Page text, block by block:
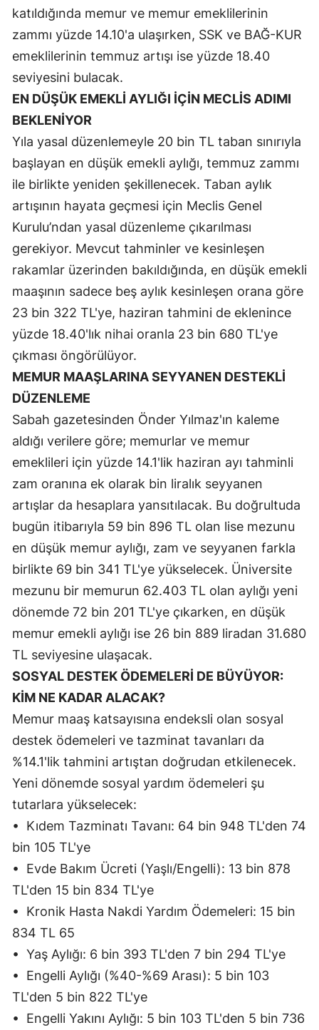
Siirt
Tekirdağ
Tokat
Trabzon
Tunceli
Şanlıurfa
Uşak
Van
Zonguldak
Karaman
Kırıkkale
Batman
Şırnak
Bartın
Ardahan
Iğdır
Yalova
Kilis
Osmaniye
Düzce
katıldığında memur ve memur emeklilerinin
zammı yüzde 14.10'a ulaşırken, SSK ve BAĞ-KUR
emeklilerinin temmuz artışı ise yüzde 18.40
seviyesini bulacak.
EN DÜŞÜK EMEKLİ AYLIĞI İÇİN MECLİS ADIMI
BEKLENİYOR
Yıla yasal düzenlemeyle 20 bin TL taban sınırıyla
başlayan en düşük emekli aylığı, temmuz zammı
ile birlikte yeniden şekillenecek. Taban aylık
artışının hayata geçmesi için Meclis Genel
Kurulu’ndan yasal düzenleme çıkarılması
gerekiyor. Mevcut tahminler ve kesinleşen
rakamlar üzerinden bakıldığında, en düşük emekli
maaşının sadece beş aylık kesinleşen orana göre
23 bin 322 TL'ye, haziran tahmini de eklenince
yüzde 18.40'lık nihai oranla 23 bin 680 TL'ye
çıkması öngörülüyor.
MEMUR MAAŞLARINA SEYYANEN DESTEKLİ
DÜZENLEME
Sabah gazetesinden Önder Yılmaz'ın kaleme
aldığı verilere göre; memurlar ve memur
emeklileri için yüzde 14.1'lik haziran ayı tahminli
zam oranına ek olarak bin liralık seyyanen
artışlar da hesaplara yansıtılacak. Bu doğrultuda
bugün itibarıyla 59 bin 896 TL olan lise mezunu
en düşük memur aylığı, zam ve seyyanen farkla
birlikte 69 bin 341 TL'ye yükselecek. Üniversite
mezunu bir memurun 62.403 TL olan aylığı yeni
dönemde 72 bin 201 TL'ye çıkarken, en düşük
memur emekli aylığı ise 26 bin 889 liradan 31.680
TL seviyesine ulaşacak.
SOSYAL DESTEK ÖDEMELERİ DE BÜYÜYOR:
KİM NE KADAR ALACAK?
Memur maaş katsayısına endeksli olan sosyal
destek ödemeleri ve tazminat tavanları da
%14.1'lik tahmini artıştan doğrudan etkilenecek.
Yeni dönemde sosyal yardım ödemeleri şu
tutarlara yükselecek:
• Kıdem Tazminatı Tavanı: 64 bin 948 TL'den 74
bin 105 TL'ye
• Evde Bakım Ücreti (Yaşlı/Engelli): 13 bin 878
TL'den 15 bin 834 TL'ye
• Kronik Hasta Nakdi Yardım Ödemeleri: 15 bin
834 TL 65
• Yaş Aylığı: 6 bin 393 TL'den 7 bin 294 TL'ye
• Engelli Aylığı (%40-%69 Arası): 5 bin 103
TL'den 5 bin 822 TL'ye
• Engelli Yakını Aylığı: 5 bin 103 TL'den 5 bin 736